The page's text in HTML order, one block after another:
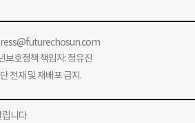
호정책 책임자: 정유진
재 및 재배포 금지.
립니다